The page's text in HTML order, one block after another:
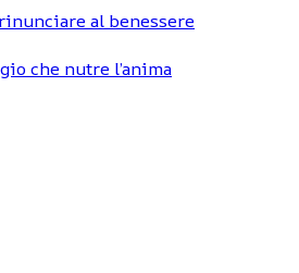
al benessere
che nutre l’anima